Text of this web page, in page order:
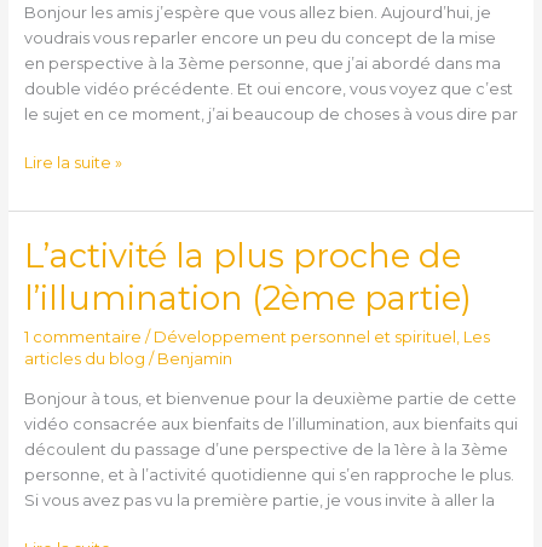
Bonjour les amis j’espère que vous allez bien. Aujourd’hui, je
voudrais vous reparler encore un peu du concept de la mise
en perspective à la 3ème personne, que j’ai abordé dans ma
double vidéo précédente. Et oui encore, vous voyez que c’est
le sujet en ce moment, j’ai beaucoup de choses à vous dire par
mauvais
sens
Lire la suite »
L’activité la plus proche de
l’illumination (2ème partie)
1 commentaire / Développement personnel et spirituel
Les
articles du blog / Benjamin
Bonjour à tous, et bienvenue pour la deuxième partie de cette
vidéo consacrée aux bienfaits de l’illumination, aux bienfaits qui
découlent du passage d’une perspective de la 1ère à la 3ème
personne, et à l’activité quotidienne qui s’en rapproche le plus.
Si vous avez pas vu la première partie, je vous invite à aller la
L’activité
la
plus
de
(2ème
partie)